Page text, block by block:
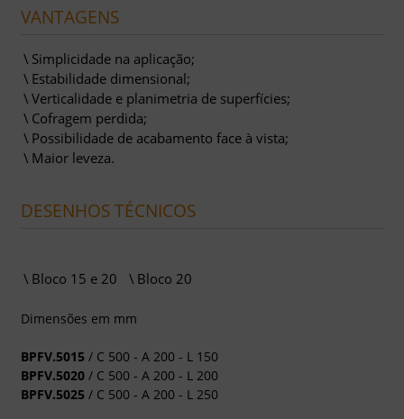
VANTAGENS
Simplicidade na aplicação;
Estabilidade dimensional;
Verticalidade e planimetria de superfícies;
Cofragem perdida;
Possibilidade de acabamento face à vista;
Maior leveza.
DESENHOS TÉCNICOS
Bloco 15 e 20 Bloco 20
Dimensões em mm
BPFV.5015 / C 500 - A 200 - L 150
BPFV.5020/ C 500 - A 200 - L 200
BPFV.5025 / C 500 - A 200 - L 250